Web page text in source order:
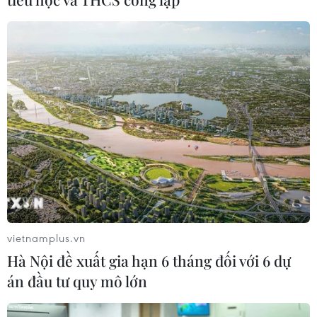
CƠ QUAN CHỦ QUẢN: THÔNG TẤN XÃ VIỆT NAM
Tổng Biên tập: TRẦN TIẾN DUẨN
Phó Tổng Biên tập: NGUYỄN THỊ TÁM, KHÚC THANH
THỦY
Sở hữu trí tuệ
Quy định sử dụng
RSS
Ngôn ngữ
TTXVN
vietnamplus.vn
Hà Nội đề xuất gia hạn 6 tháng đối với 6 dự
án đầu tư quy mô lớn